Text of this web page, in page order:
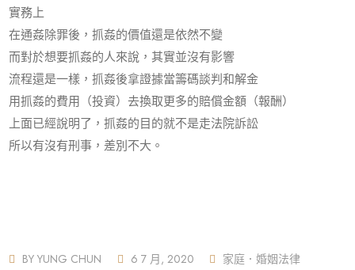
實務上
在通姦除罪後，抓姦的價值還是依然不變
而對於想要抓姦的人來說，其實並沒有影響
流程還是一樣，抓姦後拿證據當籌碼談判和解金
用抓姦的費用（投資）去換取更多的賠償金額（報酬）
上面已經說明了，抓姦的目的就不是走法院訴訟
所以有沒有刑事，差別不大。
BYYUNG CHUN 6 7 月, 2020
家庭．婚姻法律